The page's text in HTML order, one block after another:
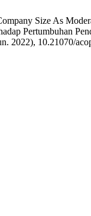
Size As
Pertumbuhan
2022), 10.21070/